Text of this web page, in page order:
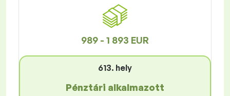
989 - 1 893 EUR
613. hely
Pénztári alkalmazott